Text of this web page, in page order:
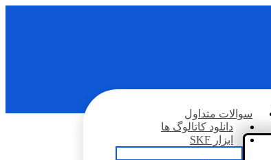
سوالات متداول
دانلود کاتالوگ ها
ابزار SKF